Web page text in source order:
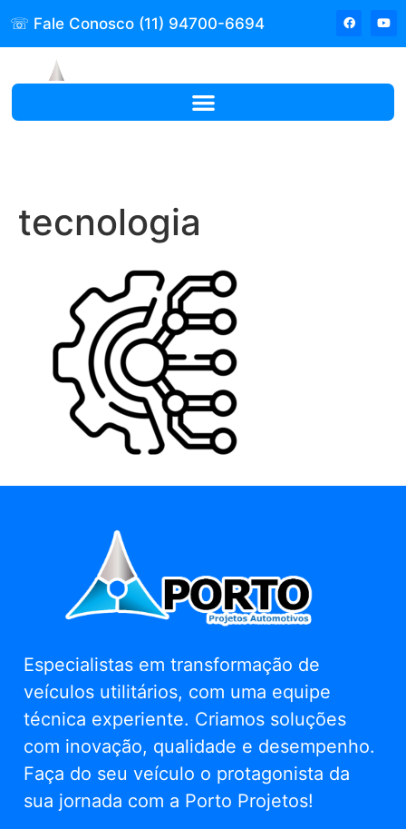
☏ Fale Conosco (11) 94700-6694
tecnologia
Especialistas em transformação de
veículos utilitários, com uma equipe
técnica experiente. Criamos soluções
com inovação, qualidade e desempenho.
Faça do seu veículo o protagonista da
sua jornada com a Porto Projetos!